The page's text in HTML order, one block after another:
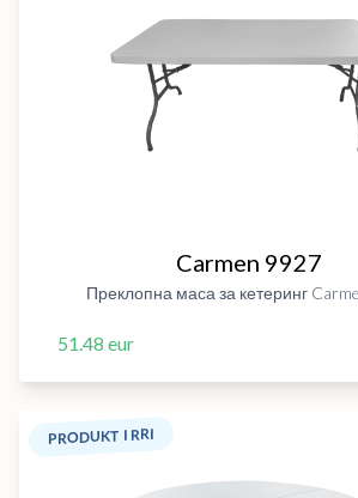
Carmen 9927
Преклопна маса за кетеринг
51.48 eur
PRODUKT I RRI